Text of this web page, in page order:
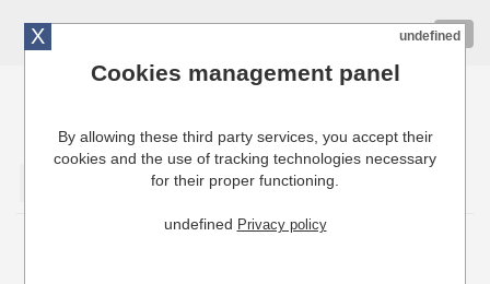
Cuisinresto: Ustensiles de cuisine pour professionnels
X undefined
Cookies management panel
By allowing these third party services, you accept their
cookies and the use of tracking technologies necessary
for their proper functioning.
undefined Privacy policy